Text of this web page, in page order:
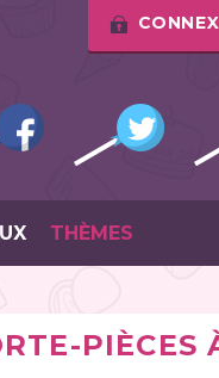
THÈMES
PIÈCES